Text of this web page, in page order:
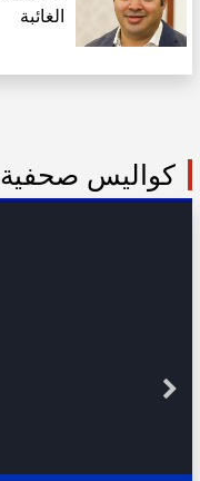
الغائبة
كواليس صحفية